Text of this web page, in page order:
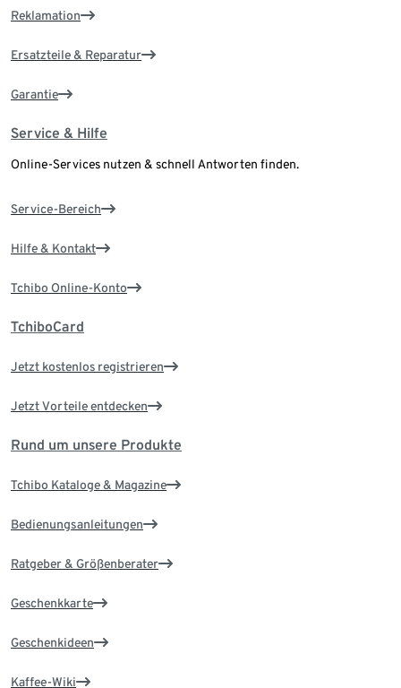
Reklamation
Ersatzteile & Reparatur
Garantie
Service & Hilfe
Online-Services nutzen & schnell Antworten finden.
Service-Bereich
Hilfe & Kontakt
Tchibo Online-Konto
TchiboCard
Jetzt kostenlos registrieren
Jetzt Vorteile entdecken
Rund um unsere Produkte
Tchibo Kataloge & Magazine
Bedienungsanleitungen
Ratgeber & Größenberater
Geschenkkarte
Geschenkideen
Kaffee-Wiki